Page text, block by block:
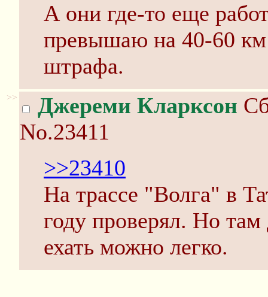
А они где-то еще
превышаю на 40-60 км
штрафа.
>> Джереми Кларксон
No.23411
>>23410
На трассе "Волга" в
году проверял. Но
ехать можно легко.